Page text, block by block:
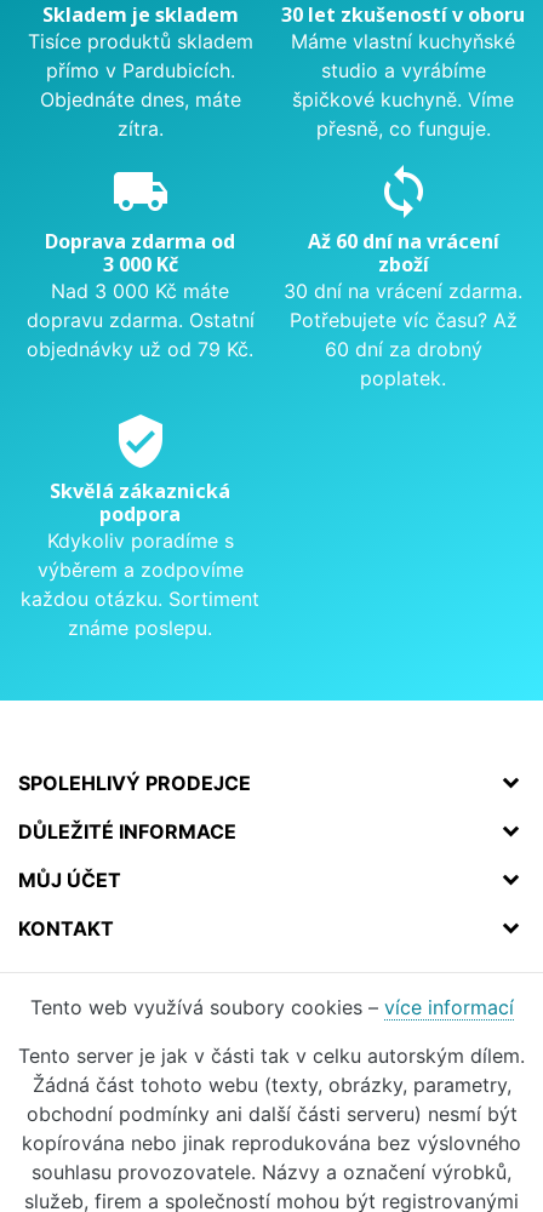
Skladem je skladem
Tisíce produktů skladem
přímo v Pardubicích.
Objednáte dnes, máte
zítra.
30 let zkušeností v oboru
Máme vlastní kuchyňské
studio a vyrábíme
špičkové kuchyně. Víme
přesně, co funguje.
local_shipping
Doprava zdarma od
3 000 Kč
Nad 3 000 Kč máte
dopravu zdarma. Ostatní
objednávky už od 79 Kč.
sync
Až 60 dní na vrácení
zboží
30 dní na vrácení zdarma.
Potřebujete víc času? Až
60 dní za drobný
poplatek.
verified_user
Skvělá zákaznická
podpora
Kdykoliv poradíme s
výběrem a zodpovíme
každou otázku. Sortiment
známe poslepu.
SPOLEHLIVÝ PRODEJCE
DŮLEŽITÉ INFORMACE
MŮJ ÚČET
KONTAKT
Tento web využívá soubory cookies – více informací
Tento server je jak v části tak v celku autorským dílem.
Žádná část tohoto webu (texty, obrázky, parametry,
obchodní podmínky ani další části serveru) nesmí být
kopírována nebo jinak reprodukována bez výslovného
souhlasu provozovatele. Názvy a označení výrobků,
služeb, firem a společností mohou být registrovanými